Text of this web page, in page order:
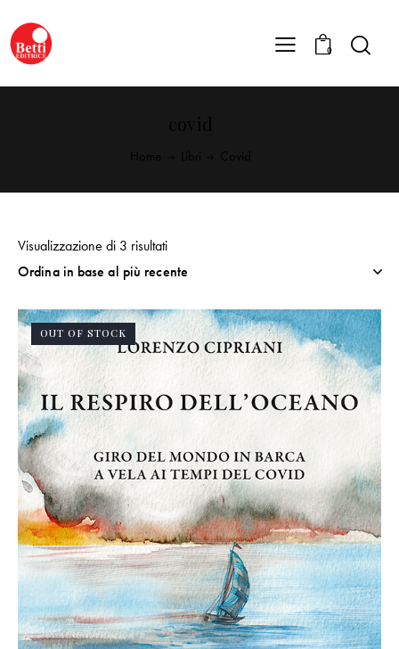
0
Visualizzazione di 3 risultati
OUT OF STOCK